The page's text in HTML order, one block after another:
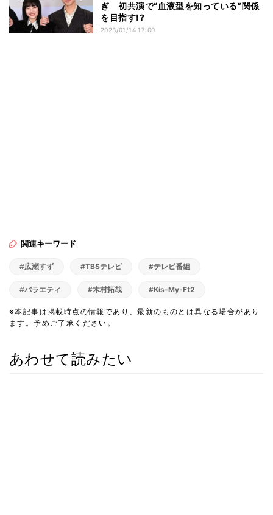
ぎ 初共演で“血液型を知っている”関係
を目指す!?
2023/01/14 17:00
関連キーワード
#広瀬すず #TBSテレビ #テレビ番組
#バラエティ #木村拓哉 #Kis-My-Ft2
※本記事は掲載時点の情報であり、最新のものとは異なる場合があり
ます。予めご了承ください。
あわせて読みたい